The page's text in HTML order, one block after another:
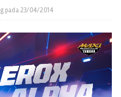
pada23/04/2014